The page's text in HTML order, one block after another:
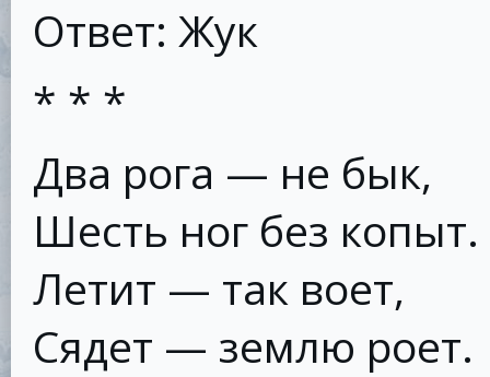
Ответ: Жук
* * *
Два рога — не бык,
Шесть ног без копыт.
Летит — так воет,
Сядет — землю роет.